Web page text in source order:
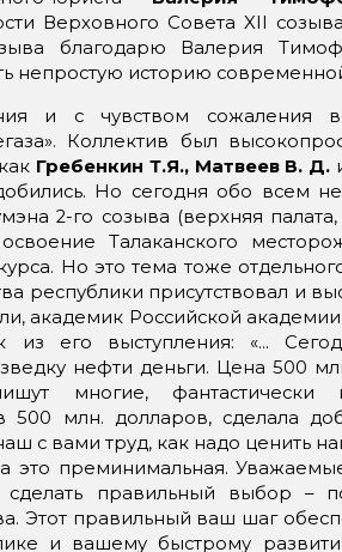
Верховного Совета XII
благодарю Валерия
непростую историю
и с чувством сожаления
Коллектив был
Гребенкин Т.Я., Матвеев В. Д.
Но сегодня обо всем
2-го созыва (верхняя
Талаканского
Но это тема тоже
республики присутствовал и
академик Российской
из его выступления: «…
нефти деньги. Цена 500
многие, фантастически
500 млн. долларов, сделала
с вами труд, как надо ценить
это преминимальная.
правильный выбор –
Этот правильный ваш шаг
и вашему быстрому